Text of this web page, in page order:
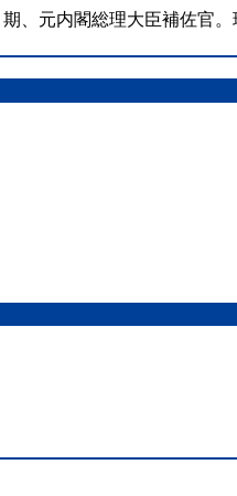
、元内閣総理大臣補佐官。